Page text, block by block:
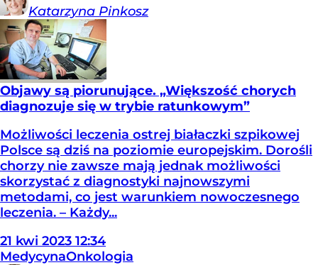
Katarzyna Pinkosz
Objawy są piorunujące. „Większość chorych
diagnozuje się w trybie ratunkowym”
Możliwości leczenia ostrej białaczki szpikowej
Polsce są dziś na poziomie europejskim. Dorośli
chorzy nie zawsze mają jednak możliwości
skorzystać z diagnostyki najnowszymi
metodami, co jest warunkiem nowoczesnego
leczenia. – Każdy...
21 kwi 2023 12:34
MedycynaOnkologia